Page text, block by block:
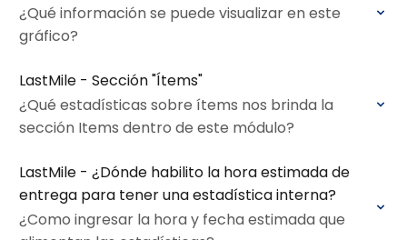
¿Qué información se puede visualizar en este
gráfico?
LastMile - Sección "Ítems"
¿Qué estadísticas sobre ítems nos brinda la
sección Items dentro de este módulo?
LastMile - ¿Dónde habilito la hora estimada de
entrega para tener una estadística interna?
¿Como ingresar la hora y fecha estimada que